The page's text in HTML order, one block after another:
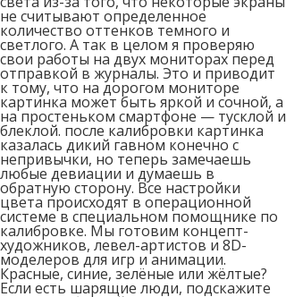
не считывают определенное
количество оттенков темного и
светлого. А так в целом я проверяю
свои работы на двух мониторах перед
отправкой в журналы. Это и приводит
к тому, что на дорогом мониторе
картинка может быть яркой и сочной, а
на простеньком смартфоне — тусклой и
блеклой. после калибровки картинка
казалась дикий гавном конечно с
непривычки, но теперь замечаешь
любые девиации и думаешь в
обратную сторону. Все настройки
цвета происходят в операционной
системе в специальном помощнике по
калибровке. Мы готовим концепт-
художников, левел-артистов и 8D-
моделеров для игр и анимации.
Красные, синие, зелёные или жёлтые?
Если есть шарящие люди, подскажите